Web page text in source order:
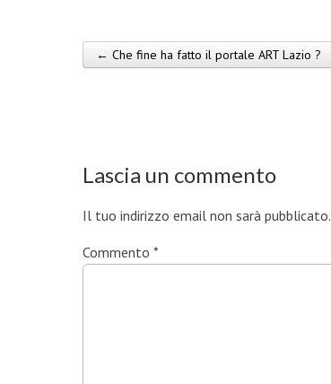
Post navigation
← Che fine ha fatto il portale ART Lazio ?
Lascia un commento
Il tuo indirizzo email non sarà pubblicato.
Commento *